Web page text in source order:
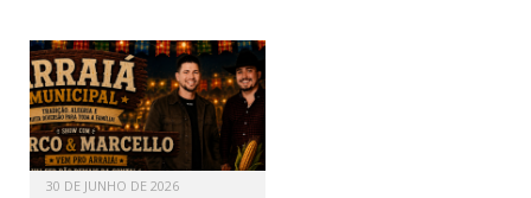
30 DE JUNHO DE 2026